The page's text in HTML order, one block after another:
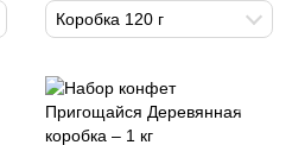
Коробка 120 г